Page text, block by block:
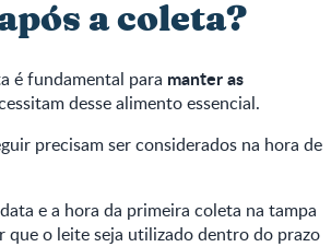
a coleta?
é fundamental para manter as
desse alimento essencial.
precisam ser considerados na hora de
e a hora da primeira coleta na tampa
que o leite seja utilizado dentro do prazo